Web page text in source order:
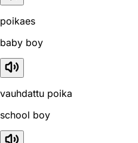
poikaes
baby boy
vauhdattu poika
school boy